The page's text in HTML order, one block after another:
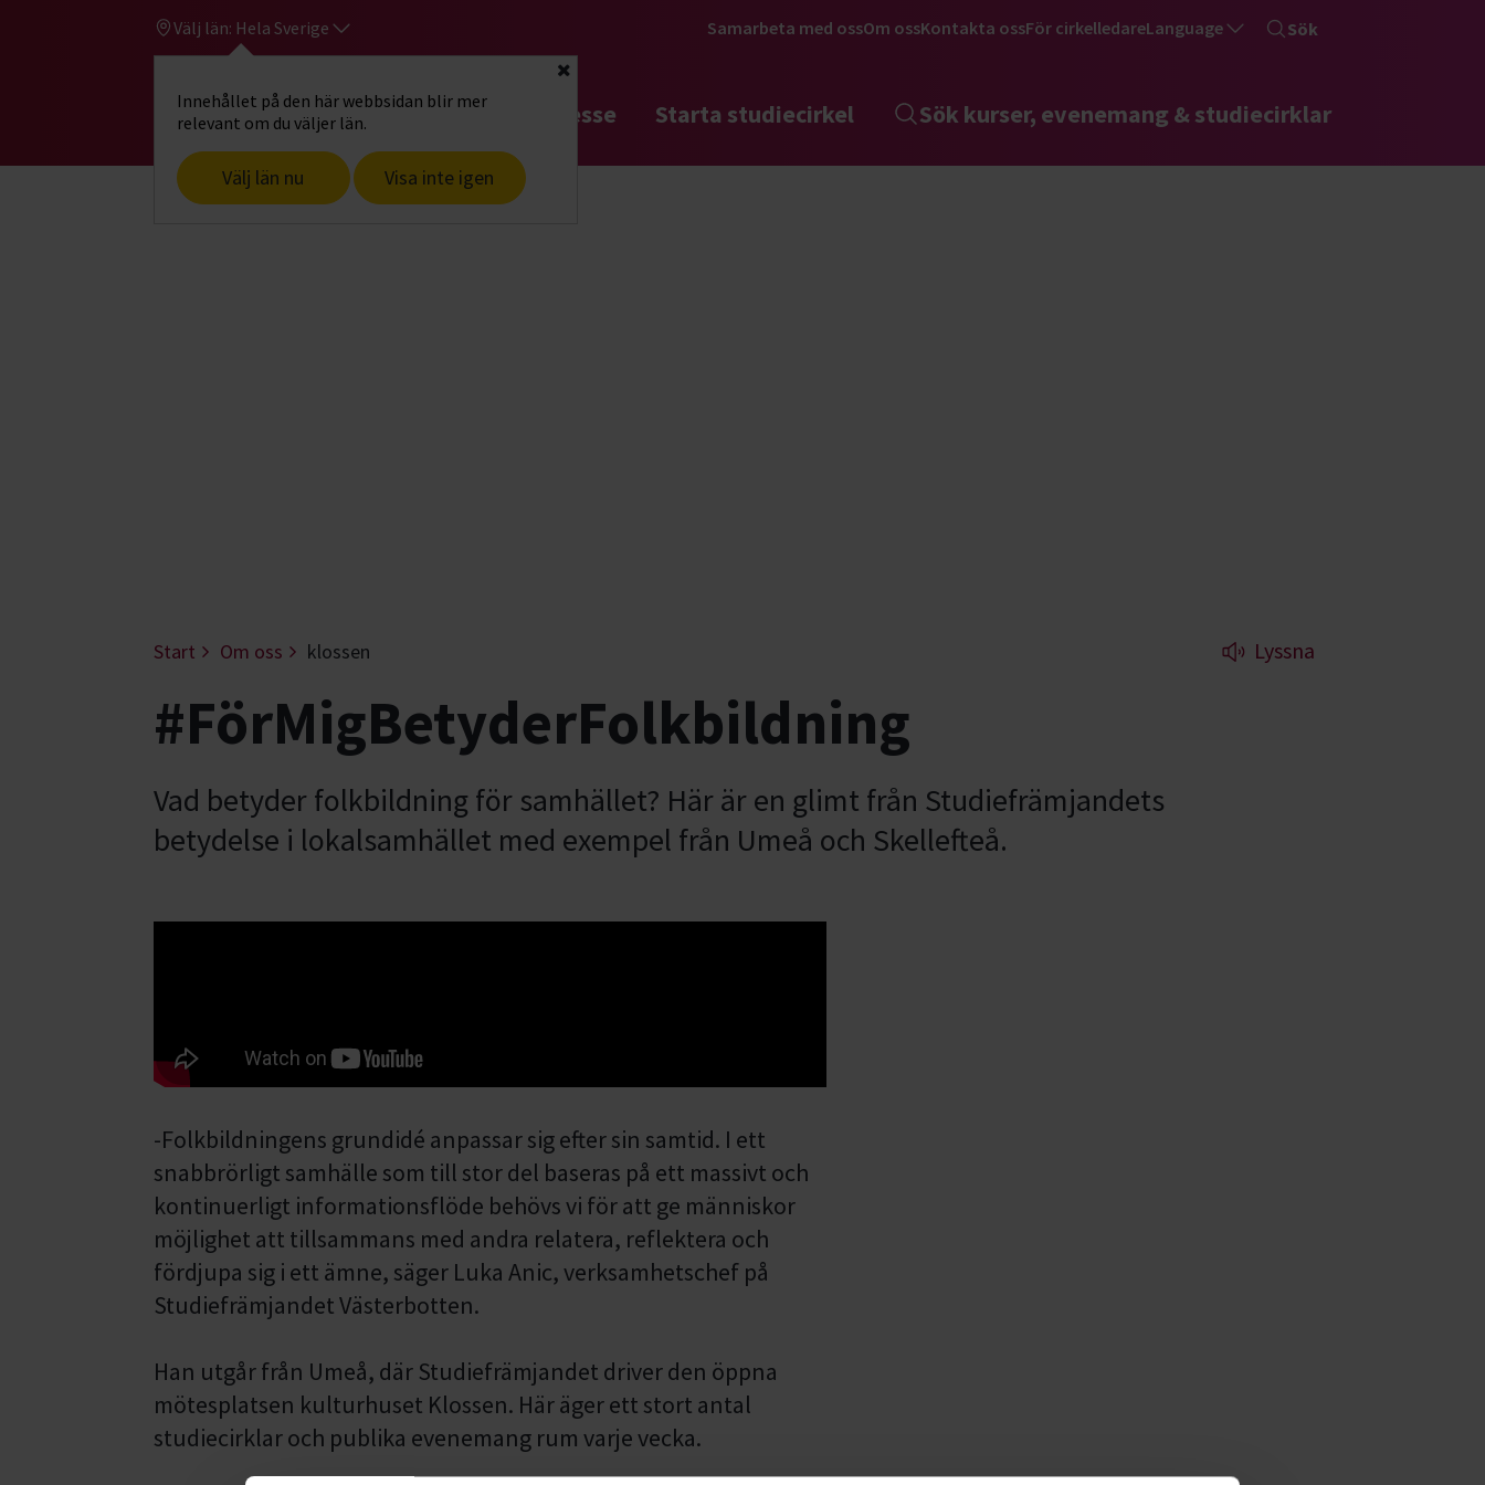
Välj län: Hela Sverige
Innehållet på den här webbsidan blir mer
relevant om du väljer län.
Välj län nu Visa inte igen
Stäng
Samarbeta med ossOm ossKontakta ossFör cirkelledareLanguage Sök
Gå till studiefrämjandets startsidaHitta intresse Starta studiecirkel Sök kurser, evenemang & studiecirklar
Start Om oss klossen Lyssna
#FörMigBetyderFolkbildning
Vad betyder folkbildning för samhället? Här är en glimt från Studiefrämjandets
betydelse i lokalsamhället med exempel från Umeå och Skellefteå.
-Folkbildningens grundidé anpassar sig efter sin samtid. I ett
snabbrörligt samhälle som till stor del baseras på ett massivt och
kontinuerligt informationsflöde behövs vi för att ge människor
möjlighet att tillsammans med andra relatera, reflektera och
fördjupa sig i ett ämne, säger Luka Anic, verksamhetschef på
Studiefrämjandet Västerbotten.
Han utgår från Umeå, där Studiefrämjandet driver den öppna
mötesplatsen kulturhuset Klossen. Här äger ett stort antal
studiecirklar och publika evenemang rum varje vecka.